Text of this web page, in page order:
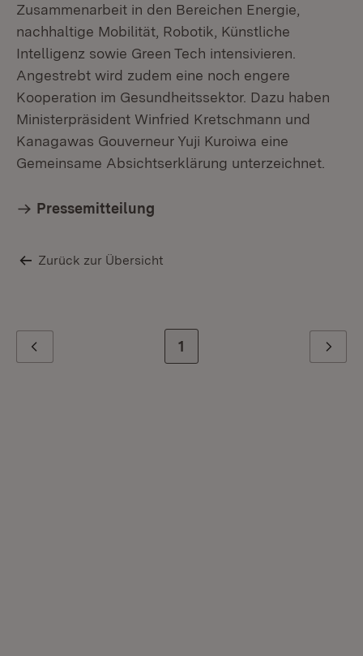
Zusammenarbeit in den Bereichen Energie,
nachhaltige Mobilität, Robotik, Künstliche
Intelligenz sowie Green Tech intensivieren.
Angestrebt wird zudem eine noch engere
Kooperation im Gesundheitssektor. Dazu haben
Ministerpräsident Winfried Kretschmann und
Kanagawas Gouverneur Yuji Kuroiwa eine
Gemeinsame Absichtserklärung unterzeichnet.
Pressemitteilung
Zurück zur Übersicht
Zur letzten Seite
1 Weiter